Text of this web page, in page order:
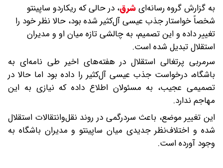
به گزارش گروه رسانه‌ایشرق، در حالی که ریکاردو ساپینتو
شخصاً خواستار جذب عیسی آل‌کثیر شده بود، حالا نظر خود را
تغییر داده و این تصمیم، به چالشی تازه میان او و مدیران
استقلال تبدیل شده است.
سرمربی پرتغالی استقلال در هفته‌های اخیر طی نامه‌ای به
باشگاه، درخواست جذب عیسی آل‌کثیر را داده بود اما حالا در
تصمیمی عجیب، به مسئولان اطلاع داده که نیازی به این
مهاجم ندارد.
این تغییر موضع، باعث سردرگمی در روند نقل‌وانتقالات استقلال
شده و اختلاف‌نظر جدیدی میان ساپینتو و مدیران باشگاه به
وجود آورده است.